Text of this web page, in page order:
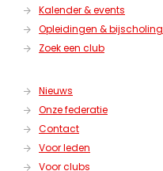
Kalender & events
Opleidingen & bijscholing
Zoek een club
Nieuws
Onze federatie
Contact
Voor leden
Voor clubs